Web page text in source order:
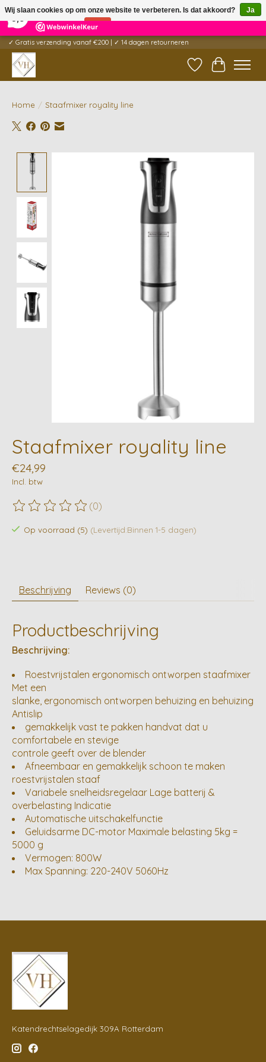
5 Reviews ×
✓ Gratis verzending vanaf €200 | ✓ 14 dagen retourneren
Verlanglijst
Home / Staafmixer royality line
Product image slideshow Items
Staafmixer royality line
€24,99
Incl. btw
De beoordeling van dit product is
(0)
Op voorraad (5) (Levertijd:Binnen 1-5 dagen)
Beschrijving Reviews (0)
Productbeschrijving
Beschrijving:
Roestvrijstalen ergonomisch ontworpen staafmixer
Met een
slanke, ergonomisch ontworpen behuizing en behuizing
Antislip
gemakkelijk vast te pakken handvat dat u
comfortabele en stevige
controle geeft over de blender
Afneembaar en gemakkelijk schoon te maken
roestvrijstalen staaf
Variabele snelheidsregelaar Lage batterij &
overbelasting Indicatie
Automatische uitschakelfunctie
Geluidsarme DC-motor Maximale belasting 5kg =
5000 g
Vermogen: 800W
Max Spanning: 220-240V 5060Hz
Katendrechtselagedijk 309A Rotterdam
Wij slaan cookies op om onze website te verbeteren. Is dat akkoord?
Ja
Nee